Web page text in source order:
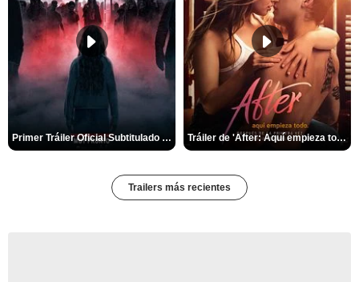
Primer Tráiler Oficial Subtitulado de 'La Noche Del Demonio: Están Entre Nosotros' Tráiler de 'After: Aquí empieza todo'
Trailers más recientes